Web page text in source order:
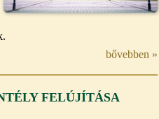
bővebben »
FELÚJÍTÁSA